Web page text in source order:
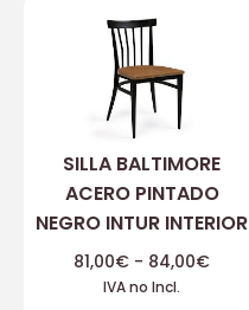
SILLA BALTIMORE
ACERO PINTADO
NEGRO INTUR INTERIOR
81,00€ - 84,00€
IVA no Incl.